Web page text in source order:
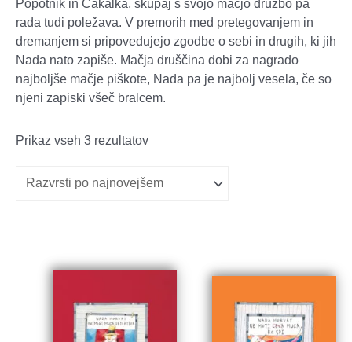
Popotnik in Čakalka, skupaj s svojo mačjo družbo pa
rada tudi poležava. V premorih med pretegovanjem in
dremanjem si pripovedujejo zgodbe o sebi in drugih, ki jih
Nada nato zapiše. Mačja druščina dobi za nagrado
najboljše mačje piškote, Nada pa je najbolj vesela, če so
njeni zapiski všeč bralcem.
Prikaz vseh 3 rezultatovRazvrščeno
datumu